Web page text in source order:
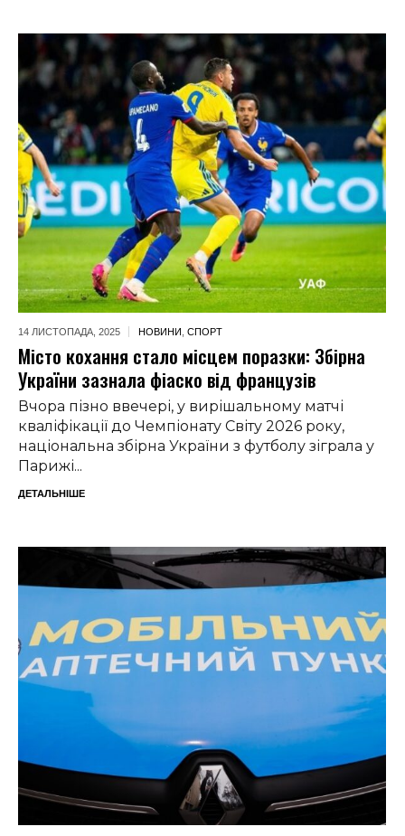
14 ЛИСТОПАДА, 2025 НОВИНИ СПОРТ
Місто кохання стало місцем поразки: Збірна
України зазнала фіаско від французів
Вчора пізно ввечері, у вирішальному матчі
кваліфікації до Чемпіонату Світу 2026 року,
національна збірна України з футболу зіграла у
Парижі...
ДЕТАЛЬНІШЕ